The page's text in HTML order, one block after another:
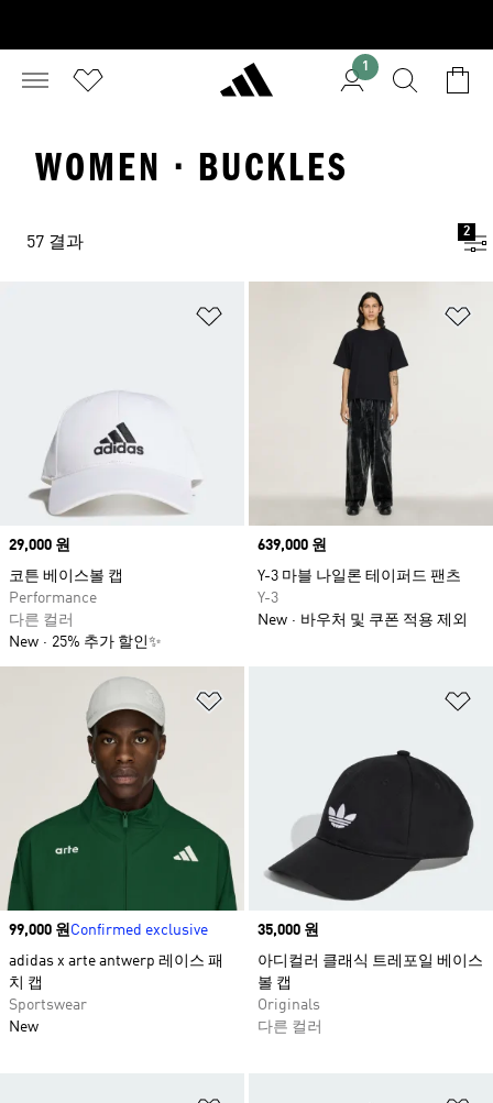
1
WOMEN · BUCKLES
57 결과
2
Price
29,000 원
코튼 베이스볼 캡
Performance
다른 컬러
New
25% 추가 할인✨
Price
639,000 원
Y-3 마블 나일론 테이퍼드 팬츠
Y-3
New
바우처 및 쿠폰 적용 제외
Price
99,000 원Confirmed exclusive
adidas x arte antwerp 레이스 패
치 캡
Sportswear
New
Price
35,000 원
아디컬러 클래식 트레포일 베이스
볼 캡
Originals
다른 컬러